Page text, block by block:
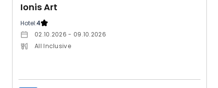
Ionis Art
Hotel:4
02.10.2026 - 09.10.2026
All Inclusive